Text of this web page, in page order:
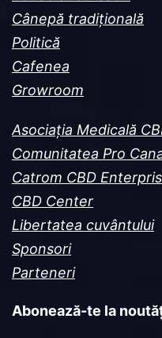
Cânepă tradițională
Politică
Cafenea
Growroom
Asociația Medicală
Comunitatea Pro
Catrom CBD
CBD Center
Libertatea cuvântului
Sponsori
Parteneri
Abonează-te la